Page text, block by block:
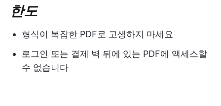
한도
형식이 복잡한 PDF로 고생하지 마세요
로그인 또는 결제 벽 뒤에 있는 PDF에 액세스할
수 없습니다